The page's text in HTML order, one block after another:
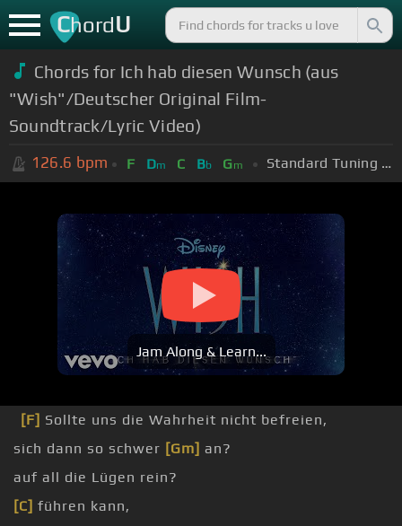
ChordU
Chords for Ich hab diesen Wunsch (aus
"Wish"/Deutscher Original Film-
Soundtrack/Lyric Video)
126.6 bpm F Dm C Bb Gm Standard Tuning (EADGBE)
Jam Along & Learn...
[F] Sollte uns die Wahrheit nicht befreien,
sich dann so schwer [Gm] an?
auf all die Lügen rein?
[C] führen kann,